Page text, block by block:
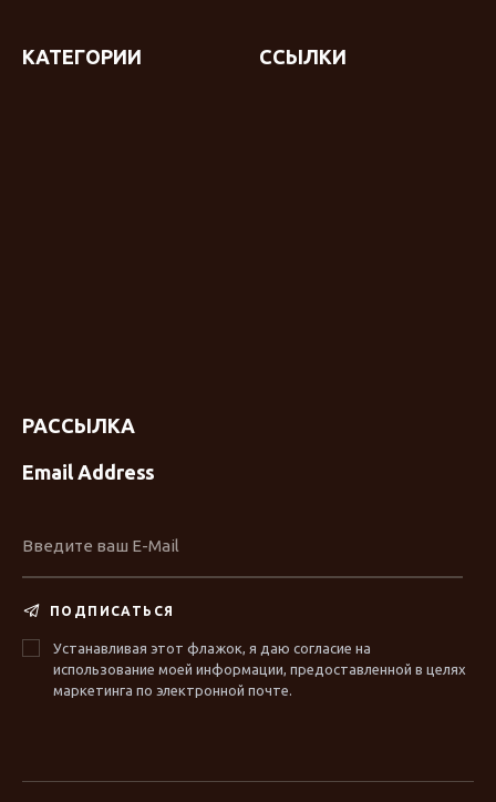
КАТЕГОРИИ ССЫЛКИ
РАССЫЛКА
Email Address
ПОДПИСАТЬСЯ
Устанавливая этот флажок, я даю согласие на
использование моей информации, предоставленной в целях
маркетинга по электронной почте.